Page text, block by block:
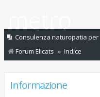
Consulenza naturopatia per
Forum Elicats
Indice
Informazione